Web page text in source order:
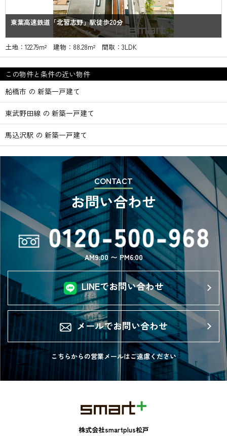
東葉高速鉄道「北習志野」駅徒歩20分
土地：122.79m² 建物：88.28m² 間取：3LDK
この物件と条件の近い物件
船橋市 の 新築一戸建て
東武野田線 の 新築一戸建て
馬込沢駅 の 新築一戸建て
CONTACT
お問い合わせ
AM9:00 〜 PM6:00
LINEでお問い合わせ
メールでお問い合わせ
こちらからの営業メールはご遠慮ください
株式会社smartplus松戸